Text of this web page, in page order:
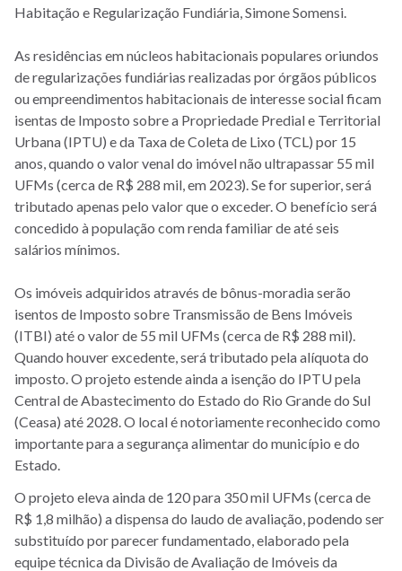
Habitação e Regularização Fundiária, Simone Somensi.
As residências em núcleos habitacionais populares oriundos
de regularizações fundiárias realizadas por órgãos públicos
ou empreendimentos habitacionais de interesse social ficam
isentas de Imposto sobre a Propriedade Predial e Territorial
Urbana (IPTU) e da Taxa de Coleta de Lixo (TCL) por 15
anos, quando o valor venal do imóvel não ultrapassar 55 mil
UFMs (cerca de R$ 288 mil, em 2023). Se for superior, será
tributado apenas pelo valor que o exceder. O benefício será
concedido à população com renda familiar de até seis
salários mínimos.
Os imóveis adquiridos através de bônus-moradia serão
isentos de Imposto sobre Transmissão de Bens Imóveis
(ITBI) até o valor de 55 mil UFMs (cerca de R$ 288 mil).
Quando houver excedente, será tributado pela alíquota do
imposto. O projeto estende ainda a isenção do IPTU pela
Central de Abastecimento do Estado do Rio Grande do Sul
(Ceasa) até 2028. O local é notoriamente reconhecido como
importante para a segurança alimentar do município e do
Estado.
O projeto eleva ainda de 120 para 350 mil UFMs (cerca de
R$ 1,8 milhão) a dispensa do laudo de avaliação, podendo ser
substituído por parecer fundamentado, elaborado pela
equipe técnica da Divisão de Avaliação de Imóveis da